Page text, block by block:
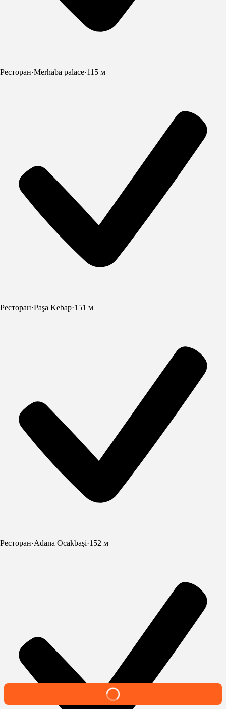
Ресторан·Merhaba palace·115 м
Ресторан·Paşa Kebap·151 м
Ресторан·Adana Ocakbaşi·152 м